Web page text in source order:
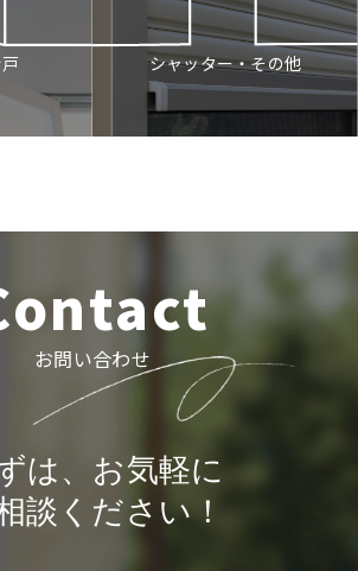
シャッター・その他
お問い合わせ
は、お気軽に
談ください！